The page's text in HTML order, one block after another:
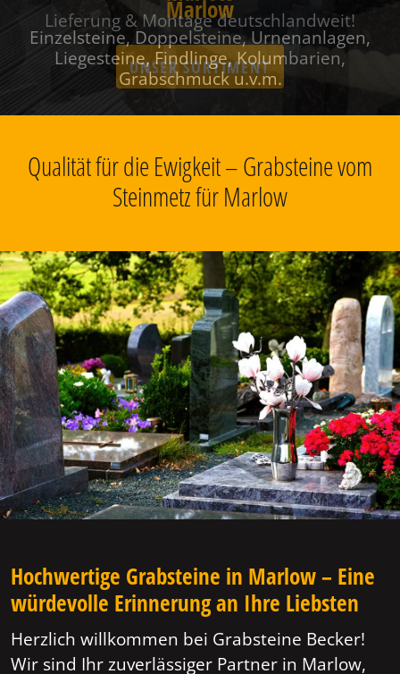
Marlow
Einzelsteine, Doppelsteine, Urnenanlagen,
Liegesteine, Findlinge, Kolumbarien,
Grabschmuck u.v.m.
Qualität für die Ewigkeit – Grabsteine vom
Steinmetz für Marlow
Hochwertige Grabsteine in Marlow – Eine
würdevolle Erinnerung an Ihre Liebsten
Herzlich willkommen bei Grabsteine Becker!
Wir sind Ihr zuverlässiger Partner in Marlow,